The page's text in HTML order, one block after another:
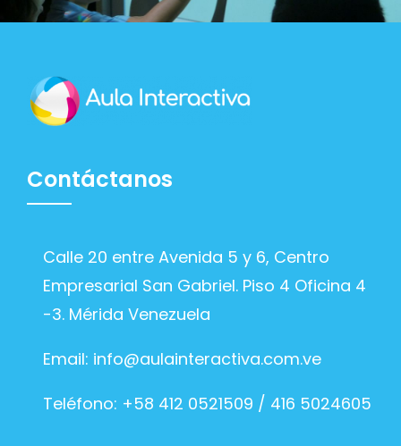
Contáctanos
Calle 20 entre Avenida 5 y 6, Centro
Empresarial San Gabriel. Piso 4 Oficina 4
-3. Mérida Venezuela
Email: info@aulainteractiva.com.ve
Teléfono: +58 412 0521509 / 416 5024605